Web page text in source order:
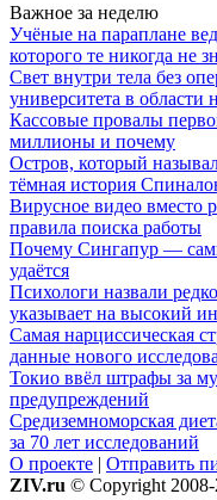
Важное за неделю
Учёные на параплане
которого те никогда не
Свет внутри тела без
университета в области
Кассовые провалы
миллионы и почему
Остров, который
тёмная история
Вирусное видео вместо
правила поиска работы
Почему Сингапур —
удаётся
Психологи назвали
указывает на высокий
Самая нарциссическая
данные нового
Токио ввёл штрафы за
предупреждений
Средиземноморская
за 70 лет исследований
О проекте | Отправить
ZIV.ru © Copyright